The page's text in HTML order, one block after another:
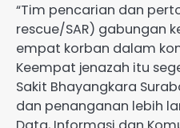
“Tim pencarian dan
rescue/SAR) gabungan
empat korban dalam
Keempat jenazah itu
Sakit Bhayangkara
dan penanganan lebih